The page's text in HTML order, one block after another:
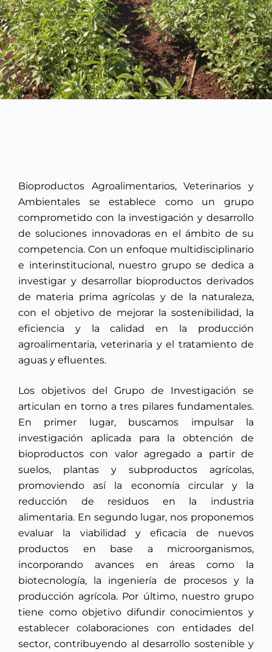
Bioproductos Agroalimentarios, Veterinarios y
Ambientales se establece como un grupo
comprometido con la investigación y desarrollo
de soluciones innovadoras en el ámbito de su
competencia. Con un enfoque multidisciplinario
e interinstitucional, nuestro grupo se dedica a
investigar y desarrollar bioproductos derivados
de materia prima agrícolas y de la naturaleza,
con el objetivo de mejorar la sostenibilidad, la
eficiencia y la calidad en la producción
agroalimentaria, veterinaria y el tratamiento de
aguas y efluentes.
Los objetivos del Grupo de Investigación se
articulan en torno a tres pilares fundamentales.
En primer lugar, buscamos impulsar la
investigación aplicada para la obtención de
bioproductos con valor agregado a partir de
suelos, plantas y subproductos agrícolas,
promoviendo así la economía circular y la
reducción de residuos en la industria
alimentaria. En segundo lugar, nos proponemos
evaluar la viabilidad y eficacia de nuevos
productos en base a microorganismos,
incorporando avances en áreas como la
biotecnología, la ingeniería de procesos y la
producción agrícola. Por último, nuestro grupo
tiene como objetivo difundir conocimientos y
establecer colaboraciones con entidades del
sector, contribuyendo al desarrollo sostenible y